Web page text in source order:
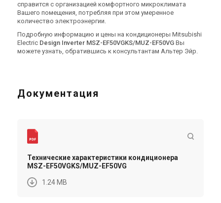
справится с организацией комфортного микроклимата
Вашего помещения, потребляя при этом умеренное
количество электроэнергии.
Подробную информацию и цены на кондиционеры Mitsubishi
Electric Design Inverter MSZ-EF50VGKS/MUZ-EF50VG Вы
можете узнать, обратившись к консультантам Альтер Эйр.
Документация
Технические характеристики кондиционера
MSZ-EF50VGKS/MUZ-EF50VG
1.24 MB